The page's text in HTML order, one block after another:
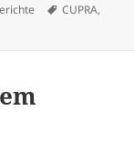
Schlagwörter
CUPRA,